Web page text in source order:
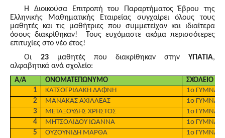
Η Διοικούσα Επιτροπή του Παραρτήματος Έβρου της
Ελληνικής Μαθηματικής Εταιρείας συγχαίρει όλους τους
μαθητές και τις μαθήτριες που συμμετείχαν και ιδιαίτερα
όσους διακρίθηκαν! Τους ευχόμαστε ακόμα περισσότερες
επιτυχίες στο νέο έτος!
Οι 23μαθητές που διακρίθηκαν στηνΥΠΑΤΙΑ,
αλφαβητικά ανά σχολείο:
Α/Α ΟΝΟΜΑΤΕΠΩΝΥΜΟ
ΣΧΟΛΕΙΟ
1
ΚΑΤΣΟΓΡΙΔΑΚΗ ΔΑΦΝΗ
1ο
2
ΜΑΝΑΚΑΣ ΑΧΙΛΛΕΑΣ
1ο
3
ΜΕΤΑΞΟΥΔΗΣ ΧΡΗΣΤΟΣ
1ο
4
ΜΗΤΣΟΛΙΔΟΥ ΙΩΑΝΝΑ
1ο
5
ΟΥΖΟΥΝΙΔΗ ΜΑΡΘΑ
1ο